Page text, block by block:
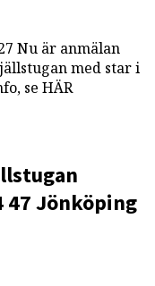
Nu är anmälan
med star i
se HÄR
47 Jönköping